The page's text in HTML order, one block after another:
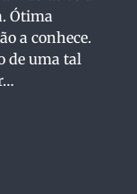
Ótima
a conhece.
de uma tal